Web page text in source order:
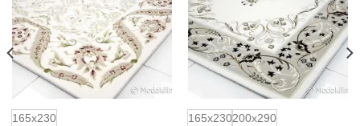
165x230 165x230200x290